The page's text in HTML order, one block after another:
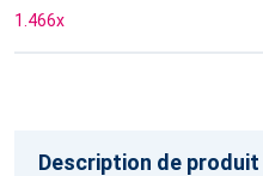
1.466x
Description de produit